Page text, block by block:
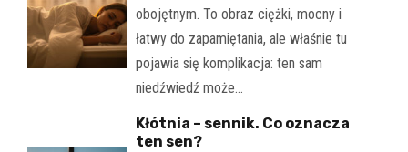
obojętnym. To obraz ciężki, mocny i
łatwy do zapamiętania, ale właśnie tu
pojawia się komplikacja: ten sam
niedźwiedź może…
Kłótnia – sennik. Co oznacza
ten sen?